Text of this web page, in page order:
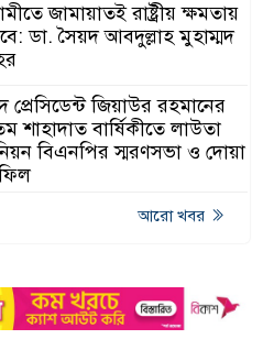
জামায়াতই রাষ্ট্রীয় ক্ষমতায়
ডা. সৈয়দ আবদুল্লাহ মুহাম্মদ
প্রেসিডেন্ট জিয়াউর রহমানের
শাহাদাত বার্ষিকীতে লাউতা
বিএনপির স্মরণসভা ও দোয়া
আরো খবর